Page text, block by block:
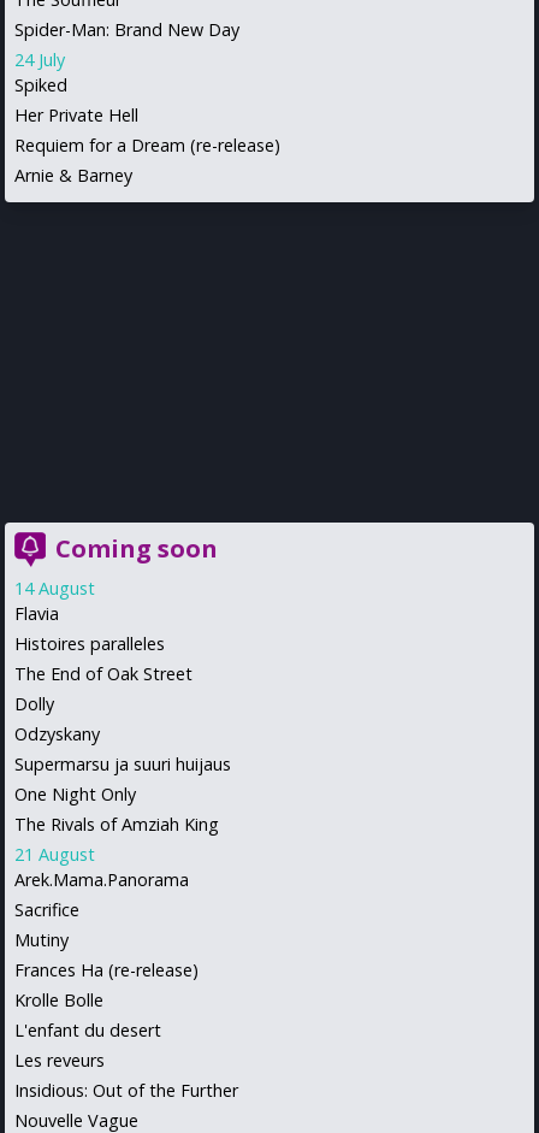
Spider-Man: Brand New Day
24 July
Spiked
Her Private Hell
Requiem for a Dream (re-release)
Arnie & Barney
Coming soon
14 August
Flavia
Histoires paralleles
The End of Oak Street
Dolly
Odzyskany
Supermarsu ja suuri huijaus
One Night Only
The Rivals of Amziah King
21 August
Arek.Mama.Panorama
Sacrifice
Mutiny
Frances Ha (re-release)
Krolle Bolle
L'enfant du desert
Les reveurs
Insidious: Out of the Further
Nouvelle Vague